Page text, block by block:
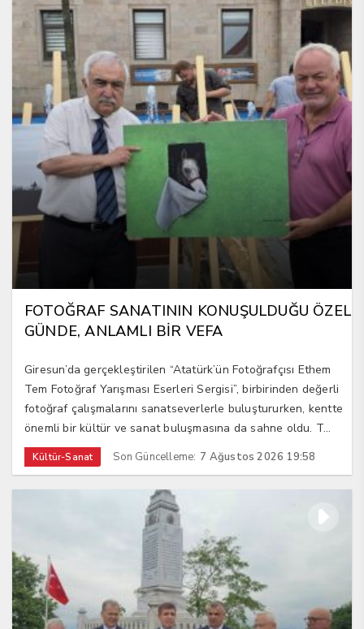
FOTOĞRAF SANATININ KONUŞULDUĞU ÖZEL
GÜNDE, ANLAMLI BİR VEFA
Giresun’da gerçekleştirilen “Atatürk’ün Fotoğrafçısı Ethem
Tem Fotoğraf Yarışması Eserleri Sergisi”, birbirinden değerli
fotoğraf çalışmalarını sanatseverlerle buluştururken, kentte
önemli bir kültür ve sanat buluşmasına da sahne oldu. T...
Kültür-Sanat Son Güncelleme: 7 Ağustos 2026 19:58